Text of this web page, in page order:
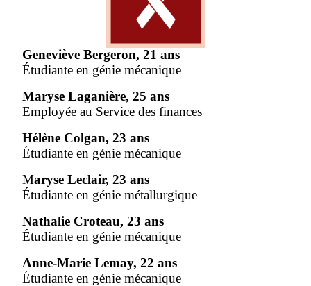
Geneviève Bergeron, 21 ans
Étudiante en génie mécanique
Maryse Laganière, 25 ans
Employée au Service des finances
Hélène Colgan, 23 ans
Étudiante en génie mécanique
Maryse Leclair, 23 ans
Étudiante en génie métallurgique
Nathalie Croteau, 23 ans
Étudiante en génie mécanique
Anne-Marie Lemay, 22 ans
Étudiante en génie mécanique